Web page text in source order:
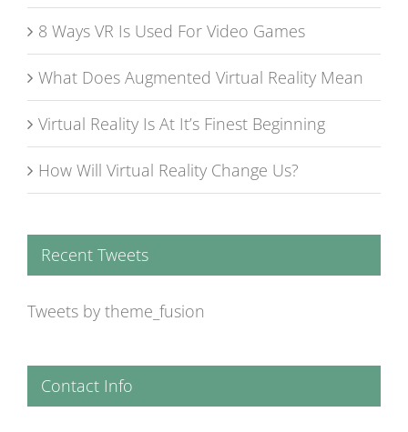
8 Ways VR Is Used For Video Games
What Does Augmented Virtual Reality Mean
Virtual Reality Is At It’s Finest Beginning
How Will Virtual Reality Change Us?
Recent Tweets
Tweets by theme_fusion
Contact Info